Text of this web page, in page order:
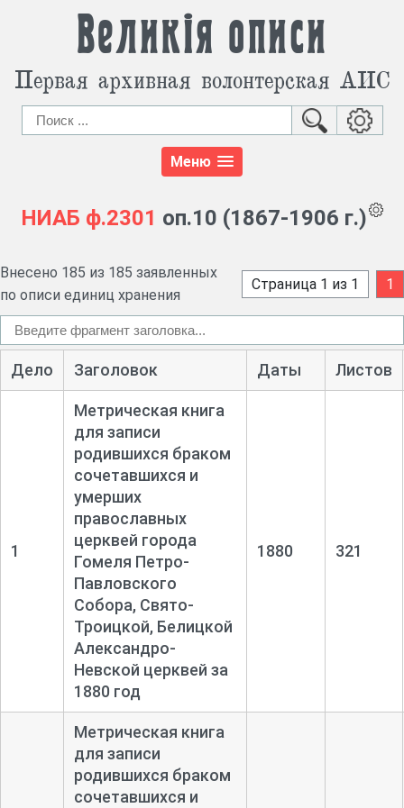
Великія описи
Первая архивная волонтерская АИС
Меню
НИАБ ф.2301 оп.10 (1867-1906 г.)
Внесено 185 из 185 заявленных
по описи единиц хранения
Страница 1 из 1 1
Дело Заголовок Даты Листов
1
Метрическая книга
для записи
родившихся браком
сочетавшихся и
умерших
православных
церквей города
Гомеля Петро-
Павловского
Собора, Свято-
Троицкой, Белицкой
Александро-
Невской церквей за
1880 год
1880 321
Метрическая книга
для записи
родившихся браком
сочетавшихся и